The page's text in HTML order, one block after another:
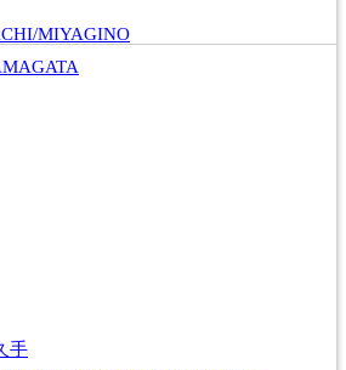
MIYAGINO
手